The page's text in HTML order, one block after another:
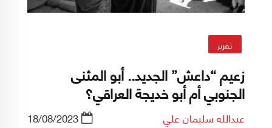
تقرير
زعيم “داعش” الجديد.. أبو المثنى
الجنوبي أم أبو خديجة العراقي؟
عبدالله سليمان علي 18/08/2023